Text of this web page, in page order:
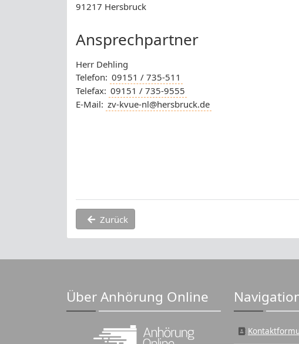
91217 Hersbruck
Ansprechpartner
Herr Dehling
Telefon: 09151 / 735-511
Telefax: 09151 / 735-9555
E-Mail: zv-kvue-nl@hersbruck.de
Zurück
Über Anhörung Online